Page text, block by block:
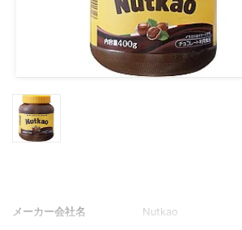
メーカー会社名 Nutkao